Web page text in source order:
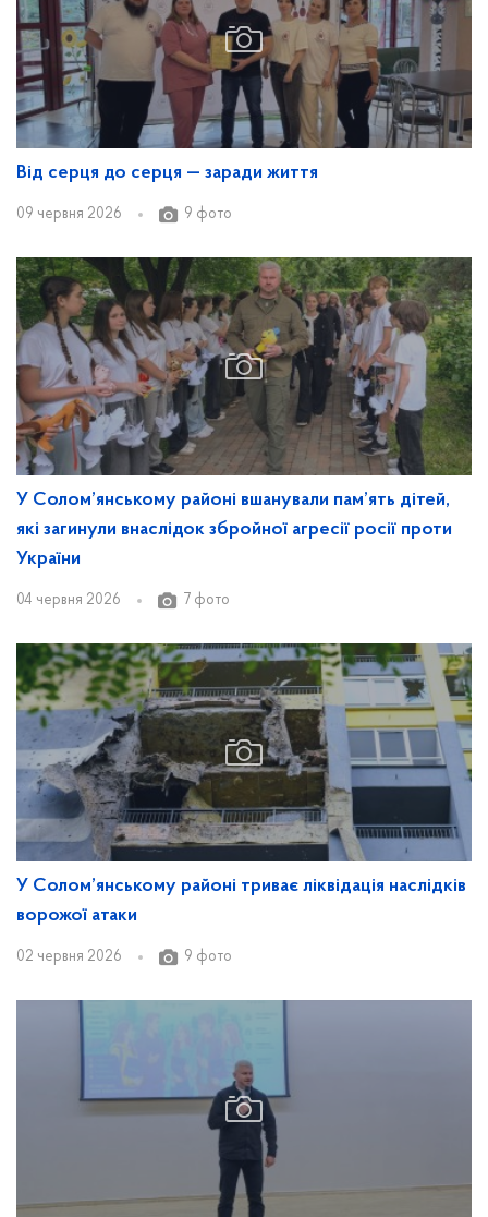
Від серця до серця — заради життя
09 червня 2026 9 фото
У Солом’янському районі вшанували пам’ять дітей,
які загинули внаслідок збройної агресії росії проти
України
04 червня 2026 7 фото
У Солом’янському районі триває ліквідація наслідків
ворожої атаки
02 червня 2026 9 фото